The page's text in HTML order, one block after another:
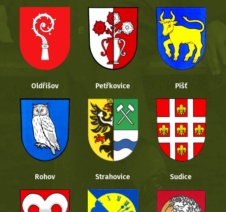
Oldřišov Petřkovice Píšť
Rohov Strahovice Sudice